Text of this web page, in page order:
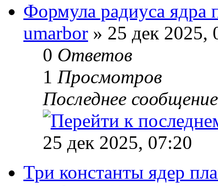
Формула радиуса ядра
umarbor » 25 дек 2025,
0 Ответов
1 Просмотров
Последнее
25 дек 2025, 07:20
Три константы ядер